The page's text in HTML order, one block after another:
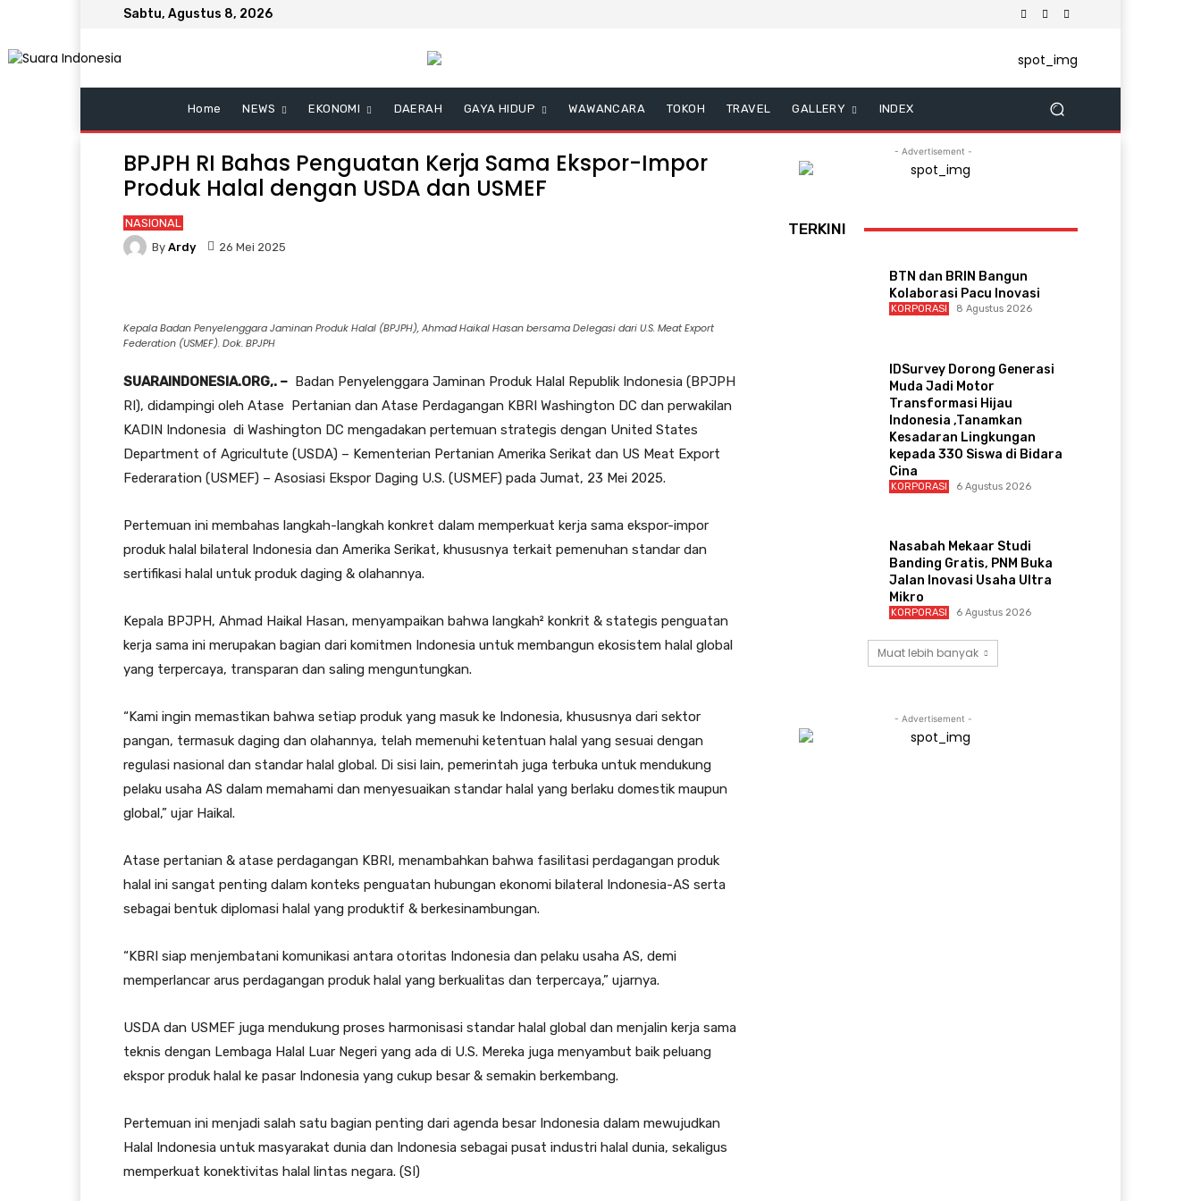
Sabtu, Agustus 8, 2026
Home NEWS EKONOMI DAERAH GAYA HIDUP WAWANCARA TOKOH TRAVEL GALLERY INDEX
BPJPH RI Bahas Penguatan Kerja Sama Ekspor-Impor
Produk Halal dengan USDA dan USMEF
NASIONAL
By Ardy 26 Mei 2025
Kepala Badan Penyelenggara Jaminan Produk Halal (BPJPH), Ahmad Haikal Hasan bersama Delegasi dari U.S. Meat Export
Federation (USMEF). Dok. BPJPH
SUARAINDONESIA.ORG,. – Badan Penyelenggara Jaminan Produk Halal Republik Indonesia (BPJPH
RI), didampingi oleh Atase Pertanian dan Atase Perdagangan KBRI Washington DC dan perwakilan
KADIN Indonesia di Washington DC mengadakan pertemuan strategis dengan United States
Department of Agricultute (USDA) – Kementerian Pertanian Amerika Serikat dan US Meat Export
Federaration (USMEF) – Asosiasi Ekspor Daging U.S. (USMEF) pada Jumat, 23 Mei 2025.
Pertemuan ini membahas langkah-langkah konkret dalam memperkuat kerja sama ekspor-impor
produk halal bilateral Indonesia dan Amerika Serikat, khususnya terkait pemenuhan standar dan
sertifikasi halal untuk produk daging & olahannya.
Kepala BPJPH, Ahmad Haikal Hasan, menyampaikan bahwa langkah² konkrit & stategis penguatan
kerja sama ini merupakan bagian dari komitmen Indonesia untuk membangun ekosistem halal global
yang terpercaya, transparan dan saling menguntungkan.
“Kami ingin memastikan bahwa setiap produk yang masuk ke Indonesia, khususnya dari sektor
pangan, termasuk daging dan olahannya, telah memenuhi ketentuan halal yang sesuai dengan
regulasi nasional dan standar halal global. Di sisi lain, pemerintah juga terbuka untuk mendukung
pelaku usaha AS dalam memahami dan menyesuaikan standar halal yang berlaku domestik maupun
global,” ujar Haikal.
Atase pertanian & atase perdagangan KBRI, menambahkan bahwa fasilitasi perdagangan produk
halal ini sangat penting dalam konteks penguatan hubungan ekonomi bilateral Indonesia-AS serta
sebagai bentuk diplomasi halal yang produktif & berkesinambungan.
“KBRI siap menjembatani komunikasi antara otoritas Indonesia dan pelaku usaha AS, demi
memperlancar arus perdagangan produk halal yang berkualitas dan terpercaya,” ujarnya.
USDA dan USMEF juga mendukung proses harmonisasi standar halal global dan menjalin kerja sama
teknis dengan Lembaga Halal Luar Negeri yang ada di U.S. Mereka juga menyambut baik peluang
ekspor produk halal ke pasar Indonesia yang cukup besar & semakin berkembang.
Pertemuan ini menjadi salah satu bagian penting dari agenda besar Indonesia dalam mewujudkan
Halal Indonesia untuk masyarakat dunia dan Indonesia sebagai pusat industri halal dunia, sekaligus
memperkuat konektivitas halal lintas negara. (SI)
- Advertisement -
TERKINI
BTN dan BRIN Bangun
Kolaborasi Pacu Inovasi
KORPORASI 8 Agustus 2026
IDSurvey Dorong Generasi
Muda Jadi Motor
Transformasi Hijau
Indonesia ,Tanamkan
Kesadaran Lingkungan
kepada 330 Siswa di Bidara
Cina
KORPORASI 6 Agustus 2026
Nasabah Mekaar Studi
Banding Gratis, PNM Buka
Jalan Inovasi Usaha Ultra
Mikro
KORPORASI 6 Agustus 2026
Muat lebih banyak
- Advertisement -